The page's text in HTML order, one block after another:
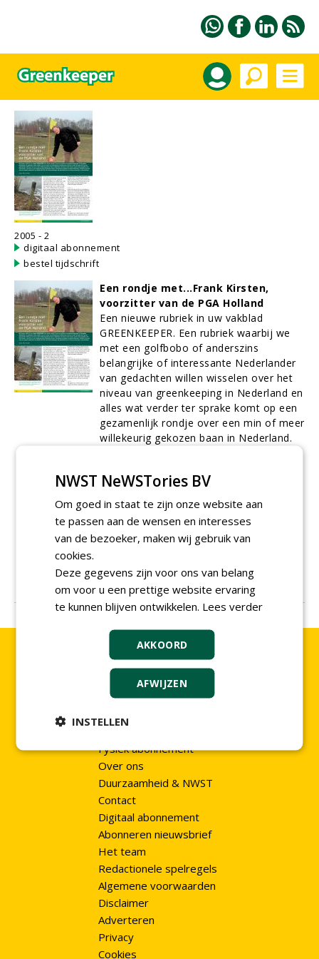
2005 - 2
digitaal abonnement
bestel tijdschrift
Een rondje met...Frank Kirsten,
voorzitter van de PGA Holland
Een nieuwe rubriek in uw vakblad
GREENKEEPER. Een rubriek waarbij we
met een golfbobo of anderszins
belangrijke of interessante Nederlander
van gedachten willen wisselen over het
niveau van greenkeeping in Nederland en
alles wat verder ter sprake komt op een
gezamenlijk rondje over een min of meer
willekeurig gekozen baan in Nederland.
van de Professional Golfers Associatie
Holland. De belangenvereniging van
golfprofessionals in Nederland. De baan
waar het gesprek plaatsvindt, is de
Peelse Golf Club. De hoofd greenkeeper,
aanwezig is, is Hans Hilhorst.
01-04-2005
21 sec
Fransestraat 41
6524 HT Nijmegen
Fysiek abonnement
Over ons
Duurzaamheid & NWST
Contact
Digitaal abonnement
Abonneren nieuwsbrief
Het team
Redactionele spelregels
Algemene voorwaarden
Disclaimer
Adverteren
Privacy
Cookies
NWST NeWSTories BV
Om goed in staat te zijn onze website aan
te passen aan de wensen en interesses
van de bezoeker, maken wij gebruik van
cookies.
Deze gegevens zijn voor ons van belang
om voor u een prettige website ervaring
te kunnen blijven ontwikkelen. Lees verder
AKKOORD
AFWIJZEN
INSTELLEN